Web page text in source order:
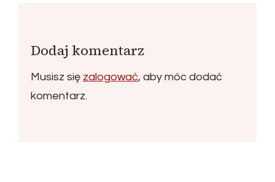
Dodaj komentarz
Musisz się zalogować, aby móc dodać
komentarz.